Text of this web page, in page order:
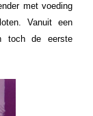
met voeding
Vanuit een
toch de eerste